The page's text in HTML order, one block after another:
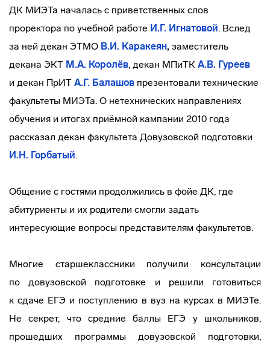
ДК МИЭТа началась с приветственных слов
проректора по учебной работе И.Г. Игнатовой. Вслед
за ней декан ЭТМО В.И. Каракеян, заместитель
декана ЭКТ М.А. Королёв, декан МПиТК А.В. Гуреев
и декан ПрИТ А.Г. Балашов презентовали технические
факультеты МИЭТа. О нетехнических направлениях
обучения и итогах приёмной кампании 2010 года
рассказал декан факультета Довузовской подготовки
И.Н. Горбатый.
Общение с гостями продолжились в фойе ДК, где
абитуриенты и их родители смогли задать
интересующие вопросы представителям факультетов.
Многие старшеклассники получили консультации
по довузовской подготовке и решили готовиться
к сдаче ЕГЭ и поступлению в вуз на курсах в МИЭТе.
Не секрет, что средние баллы ЕГЭ у школьников,
прошедших программы довузовской подготовки,